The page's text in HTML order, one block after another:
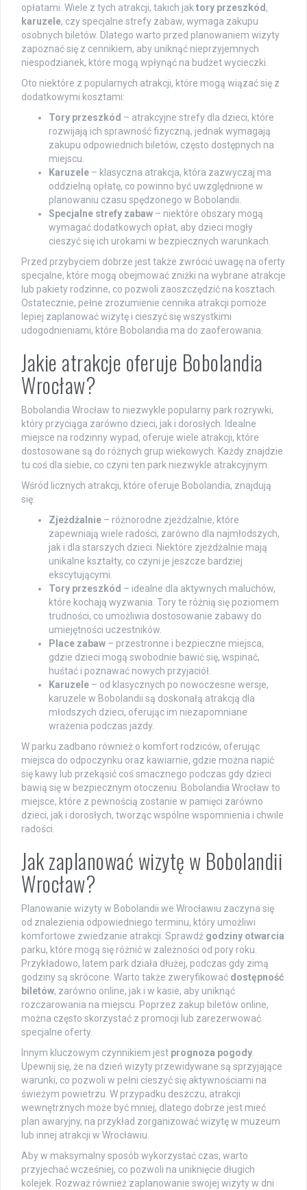
opłatami. Wiele z tych atrakcji, takich jak tory przeszkód ,
karuzele, czy specjalne strefy zabaw, wymaga zakupu
osobnych biletów. Dlatego warto przed planowaniem wizyty
zapoznać się z cennikiem, aby uniknąć nieprzyjemnych
niespodzianek, które mogą wpłynąć na budżet wycieczki.
Oto niektóre z popularnych atrakcji, które mogą wiązać się z
dodatkowymi kosztami:
Tory przeszkód – atrakcyjne strefy dla dzieci, które
rozwijają ich sprawność fizyczną, jednak wymagają
zakupu odpowiednich biletów, często dostępnych na
miejscu.
Karuzele – klasyczna atrakcja, która zazwyczaj ma
oddzielną opłatę, co powinno być uwzględnione w
planowaniu czasu spędzonego w Bobolandii.
Specjalne strefy zabaw – niektóre obszary mogą
wymagać dodatkowych opłat, aby dzieci mogły
cieszyć się ich urokami w bezpiecznych warunkach.
Przed przybyciem dobrze jest także zwrócić uwagę na oferty
specjalne, które mogą obejmować zniżki na wybrane atrakcje
lub pakiety rodzinne, co pozwoli zaoszczędzić na kosztach.
Ostatecznie, pełne zrozumienie cennika atrakcji pomoże
lepiej zaplanować wizytę i cieszyć się wszystkimi
udogodnieniami, które Bobolandia ma do zaoferowania.
Jakie atrakcje oferuje Bobolandia
Wrocław?
Bobolandia Wrocław to niezwykle popularny park rozrywki,
który przyciąga zarówno dzieci, jak i dorosłych. Idealne
miejsce na rodzinny wypad, oferuje wiele atrakcji, które
dostosowane są do różnych grup wiekowych. Każdy znajdzie
tu coś dla siebie, co czyni ten park niezwykle atrakcyjnym.
Wśród licznych atrakcji, które oferuje Bobolandia, znajdują
się:
Zjeżdżalnie – różnorodne zjeżdżalnie, które
zapewniają wiele radości, zarówno dla najmłodszych,
jak i dla starszych dzieci. Niektóre zjeżdżalnie mają
unikalne kształty, co czyni je jeszcze bardziej
ekscytującymi.
Tory przeszkód – idealne dla aktywnych maluchów,
które kochają wyzwania. Tory te różnią się poziomem
trudności, co umożliwia dostosowanie zabawy do
umiejętności uczestników.
Place zabaw – przestronne i bezpieczne miejsca,
gdzie dzieci mogą swobodnie bawić się, wspinać,
huśtać i poznawać nowych przyjaciół.
Karuzele – od klasycznych po nowoczesne wersje,
karuzele w Bobolandii są doskonałą atrakcją dla
młodszych dzieci, oferując im niezapomniane
wrażenia podczas jazdy.
W parku zadbano również o komfort rodziców, oferując
miejsca do odpoczynku oraz kawiarnie, gdzie można napić
się kawy lub przekąsić coś smacznego podczas gdy dzieci
bawią się w bezpiecznym otoczeniu. Bobolandia Wrocław to
miejsce, które z pewnością zostanie w pamięci zarówno
dzieci, jak i dorosłych, tworząc wspólne wspomnienia i chwile
radości.
Jak zaplanować wizytę w Bobolandii
Wrocław?
Planowanie wizyty w Bobolandii we Wrocławiu zaczyna się
od znalezienia odpowiedniego terminu, który umożliwi
komfortowe zwiedzanie atrakcji. Sprawdź godziny otwarcia
parku, które mogą się różnić w zależności od pory roku.
Przykładowo, latem park działa dłużej, podczas gdy zimą
godziny są skrócone. Warto także zweryfikować dostępność
biletów, zarówno online, jak i w kasie, aby uniknąć
rozczarowania na miejscu. Poprzez zakup biletów online,
można często skorzystać z promocji lub zarezerwować
specjalne oferty.
Innym kluczowym czynnikiem jest prognoza pogody
Upewnij się, że na dzień wizyty przewidywane są sprzyjające
warunki, co pozwoli w pełni cieszyć się aktywnościami na
świeżym powietrzu. W przypadku deszczu, atrakcji
wewnętrznych może być mniej, dlatego dobrze jest mieć
plan awaryjny, na przykład zorganizować wizytę w muzeum
lub innej atrakcji w Wrocławiu.
Aby w maksymalny sposób wykorzystać czas, warto
przyjechać wcześniej, co pozwoli na uniknięcie długich
kolejek. Rozważ również zaplanowanie swojej wizyty w dni